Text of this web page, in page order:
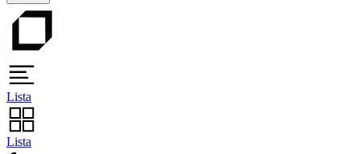
Lista
Lista